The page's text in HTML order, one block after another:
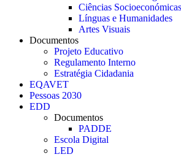
Ciências Socioeconómicas
Línguas e Humanidades
Artes Visuais
Documentos
Projeto Educativo
Regulamento Interno
Estratégia Cidadania
EQAVET
Pessoas 2030
EDD
Documentos
PADDE
Escola Digital
LED